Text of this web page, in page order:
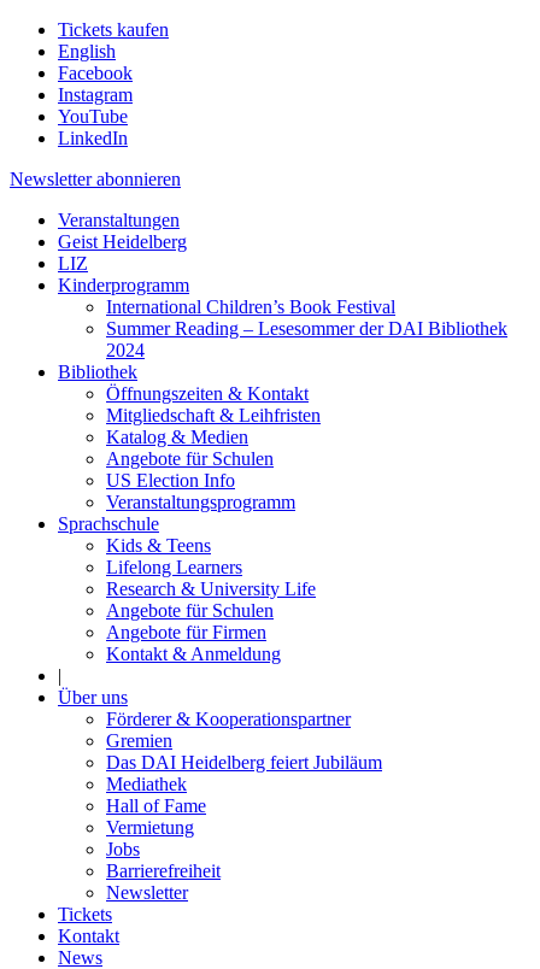
Tickets kaufen
English
Facebook
Instagram
YouTube
LinkedIn
Newsletter abonnieren
Veranstaltungen
Geist Heidelberg
LIZ
Kinderprogramm
International Children’s Book Festival
Summer Reading – Lesesommer der DAI Bibliothek
2024
Bibliothek
Öffnungszeiten & Kontakt
Mitgliedschaft & Leihfristen
Katalog & Medien
Angebote für Schulen
US Election Info
Veranstaltungsprogramm
Sprachschule
Kids & Teens
Lifelong Learners
Research & University Life
Angebote für Schulen
Angebote für Firmen
Kontakt & Anmeldung
|
Über uns
Förderer & Kooperationspartner
Gremien
Das DAI Heidelberg feiert Jubiläum
Mediathek
Hall of Fame
Vermietung
Jobs
Barrierefreiheit
Newsletter
Tickets
Kontakt
News